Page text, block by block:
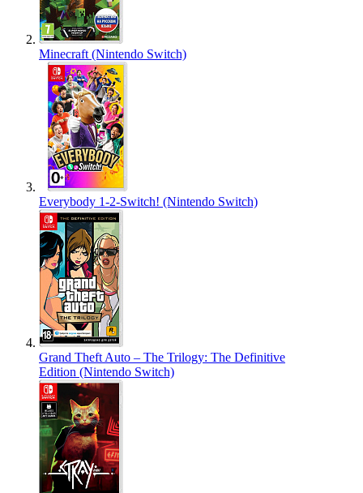
Minecraft (Nintendo Switch)
Everybody 1-2-Switch! (Nintendo Switch)
Grand Theft Auto – The Trilogy: The Definitive
Edition (Nintendo Switch)